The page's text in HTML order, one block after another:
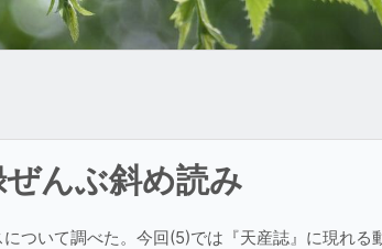
んぶ斜め読み
ついて調べた。今回(5)では『天産誌』に現れる